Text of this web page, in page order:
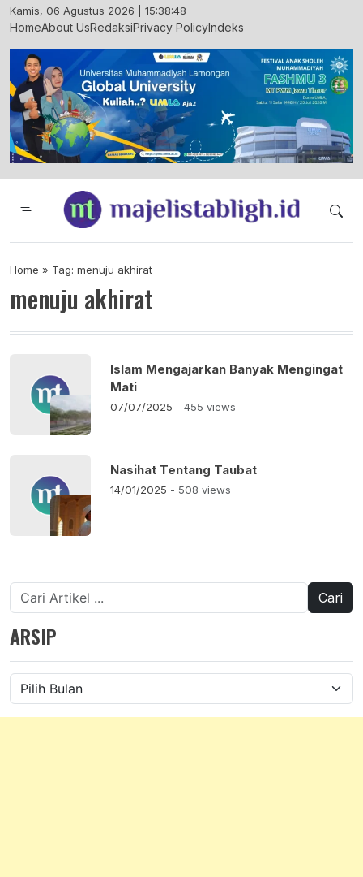
Skip
to
Kamis, 06 Agustus 2026 | 15:38:48
HomeAbout UsRedaksiPrivacy PolicyIndeks
Majelis Tabligh Muhammadiyah
Syiar Dakwah Islam Berkemajuan dan
Home » Tag: menuju akhirat
menuju akhirat
Islam Mengajarkan Banyak Mengingat
Mati
07/07/2025 - 455 views
Nasihat Tentang Taubat
14/01/2025 - 508 views
Cari
untuk:
ARSIP
Arsip